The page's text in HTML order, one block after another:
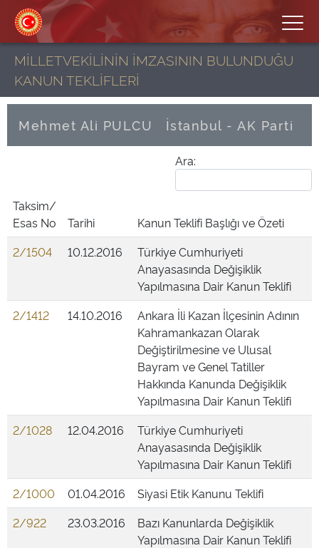
MİLLETVEKİLİNİN İMZASININ BULUNDUĞU
KANUN TEKLİFLERİ
Mehmet Ali PULCU İstanbul - AK Parti
Ara:
Taksim/
Esas No
Tarihi
Kanun Teklifi Başlığı ve Özeti
2/1504
10.12.2016
Türkiye Cumhuriyeti
Anayasasında Değişiklik
Yapılmasına Dair Kanun Teklifi
2/1412
14.10.2016
Ankara İli Kazan İlçesinin Adının
Kahramankazan Olarak
Değiştirilmesine ve Ulusal
Bayram ve Genel Tatiller
Hakkında Kanunda Değişiklik
Yapılmasına Dair Kanun Teklifi
2/1028
12.04.2016
Türkiye Cumhuriyeti
Anayasasında Değişiklik
Yapılmasına Dair Kanun Teklifi
2/1000
01.04.2016
Siyasi Etik Kanunu Teklifi
2/922
23.03.2016
Bazı Kanunlarda Değişiklik
Yapılmasına Dair Kanun Teklifi